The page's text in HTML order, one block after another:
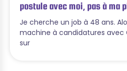
postule avec moi, pas à ma
Je cherche un job à 48 ans.
machine à candidatures avec
sur